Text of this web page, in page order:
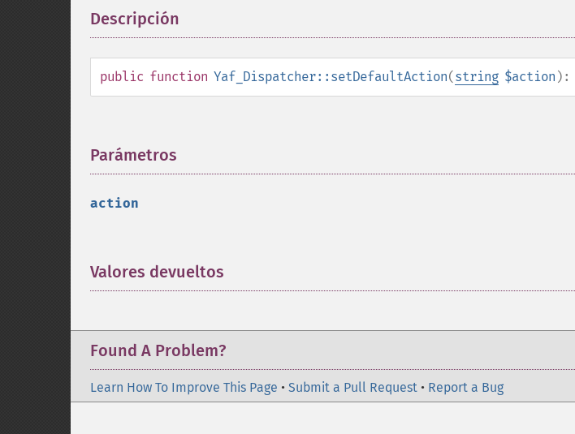
Descripción
public function Yaf_Dispatcher::setDefaultAction(string $action ):
Parámetros
action
Valores devueltos
Found A Problem?
Learn How To Improve This Page • Submit a Pull Request • Report a Bug